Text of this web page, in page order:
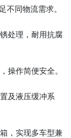
不同物流需求。
处理，耐用抗腐
操作简便安全。
及液压缓冲系
，实现多车型兼